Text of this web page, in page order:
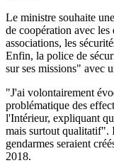
Le ministre souhaite
de coopération avec
associations, les
Enfin, la police de
sur ses missions" avec
"J'ai volontairement
problématique des
l'Intérieur, expliquant
mais surtout qualitatif".
gendarmes seraient
2018.